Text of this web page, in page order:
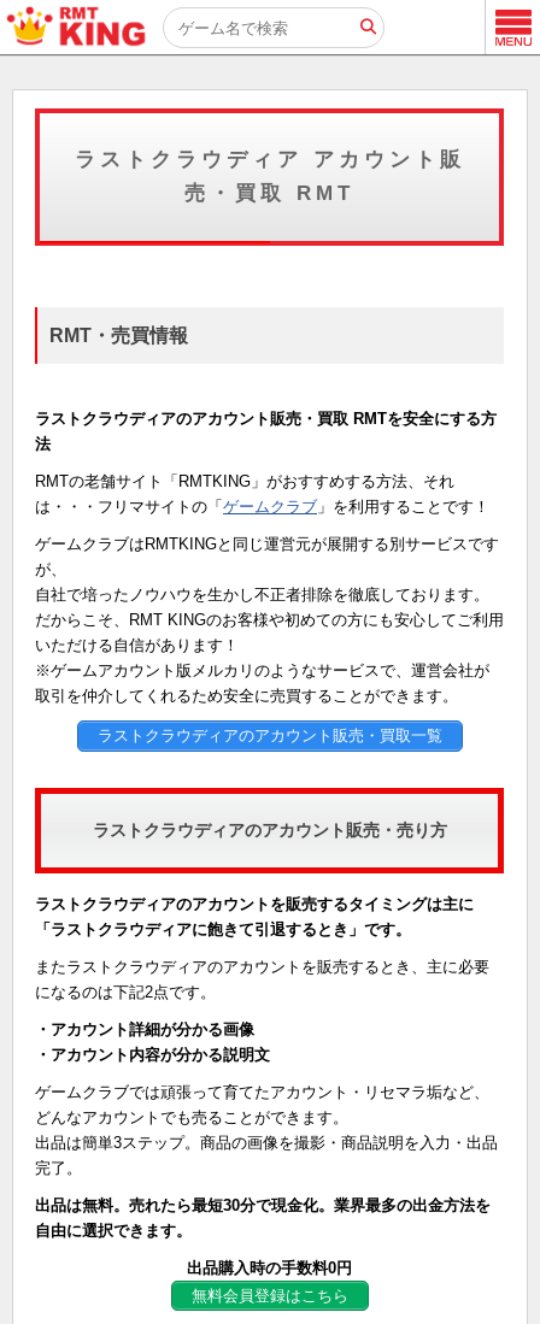
ラストクラウディア アカウント販
売・買取 RMT
RMT・売買情報
ラストクラウディアのアカウント販売・買取 RMTを安全にする方
法
RMTの老舗サイト「RMTKING」がおすすめする方法、それ
は・・・フリマサイトの「 ゲームクラブ 」を利用することです！
ゲームクラブはRMTKINGと同じ運営元が展開する別サービスです
が、
自社で培ったノウハウを生かし不正者排除を徹底しております。
だからこそ、RMT KINGのお客様や初めての方にも安心してご利用
いただける自信があります！
※ゲームアカウント版メルカリのようなサービスで、運営会社が
取引を仲介してくれるため安全に売買することができます。
ラストクラウディアのアカウント販売・買取一覧
ラストクラウディアのアカウント販売・売り方
ラストクラウディアのアカウントを販売するタイミングは主に
「ラストクラウディアに飽きて引退するとき」です。
またラストクラウディアのアカウントを販売するとき、主に必要
になるのは下記2点です。
・アカウント詳細が分かる画像
・アカウント内容が分かる説明文
ゲームクラブでは頑張って育てたアカウント・リセマラ垢など、
どんなアカウントでも売ることができます。
出品は簡単3ステップ。商品の画像を撮影・商品説明を入力・出品
完了。
出品は無料。売れたら最短30分で現金化。業界最多の出金方法を
自由に選択できます。
出品購入時の手数料0円
無料会員登録はこちら